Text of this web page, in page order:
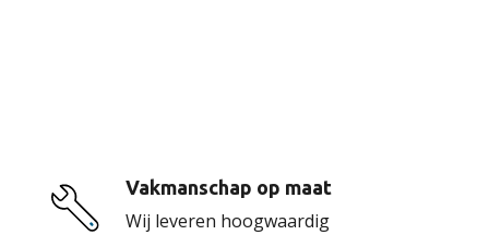
Vakmanschap op maat
Wij leveren hoogwaardig